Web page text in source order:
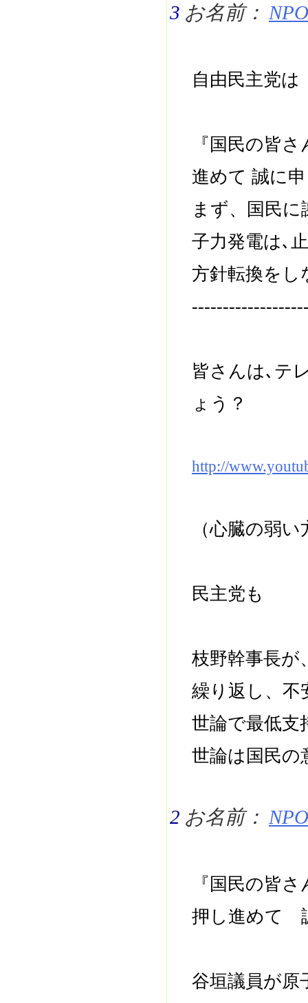
3 お名前：
自由民主党は
『国民の皆
進めて 誠に
まず、国民
子力発電は､
方針転換をし
皆さんは､テ
ょう？
http://
（心臓の弱
民主党も
枝野幹事長が
繰り返し、不
世論で最低支
世論は国民
2 お名前：
『国民の皆
押し進めて
谷垣議員が